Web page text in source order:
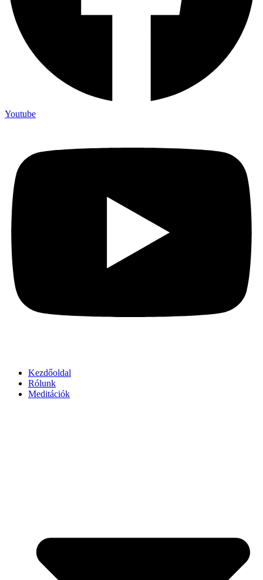
Youtube
Kezdőoldal
Rólunk
Meditációk